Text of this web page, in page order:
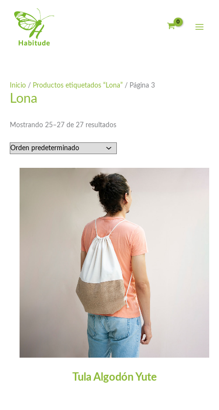
contenido
Inicio / Productos etiquetados “Lona” / Página 3
Lona
Mostrando 25–27 de 27 resultados
Tula Algodón Yute